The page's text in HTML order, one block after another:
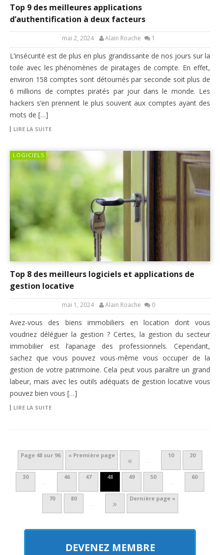
Top 9 des meilleures applications
d’authentification à deux facteurs
mai 2, 2024 Alain Roache 1
L’insécurité est de plus en plus grandissante de nos jours sur la
toile avec les phénomènes de piratages de compte. En effet,
environ 158 comptes sont détournés par seconde soit plus de
6 millions de comptes piratés par jour dans le monde. Les
hackers s’en prennent le plus souvent aux comptes ayant des
mots de […]
LIRE LA SUITE
LOGICIELS
Top 8 des meilleurs logiciels et applications de
gestion locative
mai 1, 2024 Alain Roache 0
Avez-vous des biens immobiliers en location dont vous
voudriez déléguer la gestion ? Certes, la gestion du secteur
immobilier est l’apanage des professionnels. Cependant,
sachez que vous pouvez vous-même vous occuper de la
gestion de votre patrimoine. Cela peut vous paraître un grand
labeur, mais avec les outils adéquats de gestion locative vous
pouvez bien vous […]
LIRE LA SUITE
Page 48 sur 96 « Première page « …
10 20
30
…
46 47 48 49 50
…
60
70 80
… » Dernière page »
DEVENEZ MEMBRE